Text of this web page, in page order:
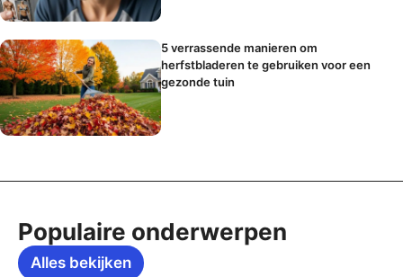
5 verrassende manieren om
herfstbladeren te gebruiken voor een
gezonde tuin
Populaire onderwerpen
Alles bekijken